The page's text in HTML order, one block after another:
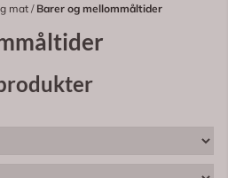
mat / Barer og mellommåltider